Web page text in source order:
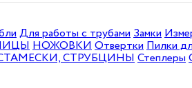
Для работы с трубамиЗамки
НОЖОВКИОтверткиПилки
СТРУБЦИНЫСтеплеры